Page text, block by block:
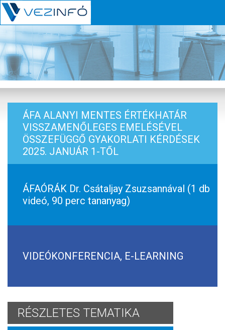
ÁFA ALANYI MENTES ÉRTÉKHATÁR
VISSZAMENŐLEGES EMELÉSÉVEL
ÖSSZEFÜGGŐ GYAKORLATI KÉRDÉSEK
2025. JANUÁR 1-TŐL
ÁFAÓRÁK Dr. Csátaljay Zsuzsannával (1 db
videó, 90 perc tananyag)
VIDEÓKONFERENCIA, E-LEARNING
RÉSZLETES TEMATIKA